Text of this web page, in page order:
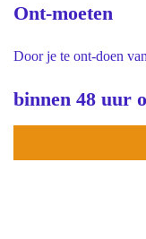
Ont-moeten
Door je te ont-doen
binnen 48 uur